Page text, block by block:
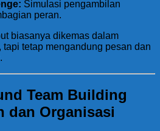
Simulasi pengambilan
peran.
biasanya dikemas dalam
tetap mengandung pesan dan
Team Building
dan Organisasi